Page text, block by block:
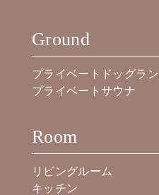
Ground
プライベートドッグラン
プライベートサウナ
Room
リビングルーム
キッチン